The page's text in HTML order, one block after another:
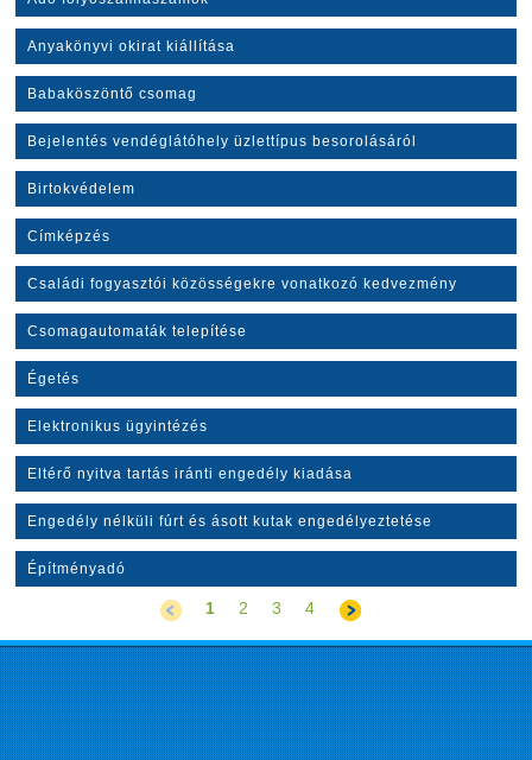
Anyakönyvi okirat kiállítása
Babaköszöntő csomag
Bejelentés vendéglátóhely üzlettípus besorolásáról
Birtokvédelem
Címképzés
Családi fogyasztói közösségekre vonatkozó kedvezmény
Csomagautomaták telepítése
Égetés
Elektronikus ügyintézés
Eltérő nyitva tartás iránti engedély kiadása
Engedély nélküli fúrt és ásott kutak engedélyeztetése
Építményadó
1 2 3 4